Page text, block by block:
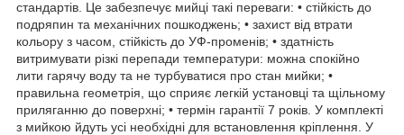
стандартів. Це забезпечує мийці такі переваги: • стійкість до
подряпин та механічних пошкоджень; • захист від втрати
кольору з часом, стійкість до УФ-променів; • здатність
витримувати різкі перепади температури: можна спокійно
лити гарячу воду та не турбуватися про стан мийки; •
правильна геометрія, що сприяє легкій установці та щільному
приляганню до поверхні; • термін гарантії 7 років. У комплекті
з мийкою йдуть усі необхідні для встановлення кріплення. У